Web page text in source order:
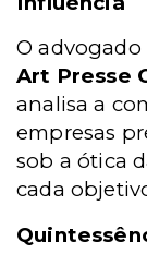
O advogado
Art Presse
analisa a
empresas
sob a ótica
cada